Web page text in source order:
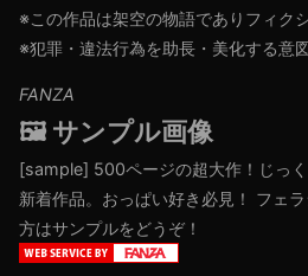
※この作品は架空の物語でありフィク
※犯罪・違法行為を助長・美化する意
FANZA
🖼️ サンプル画像
[sample] 500ページの超大作！じっ
新着作品。おっぱい好き必見！ フェ
方はサンプルをどうぞ！